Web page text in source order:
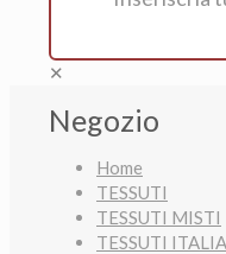
✕
Negozio
Home
TESSUTI
TESSUTI MISTI
TESSUTI